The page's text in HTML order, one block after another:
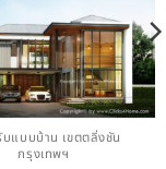
แบบบ้าน เขตตลิ่งชัน
กรุงเทพฯ